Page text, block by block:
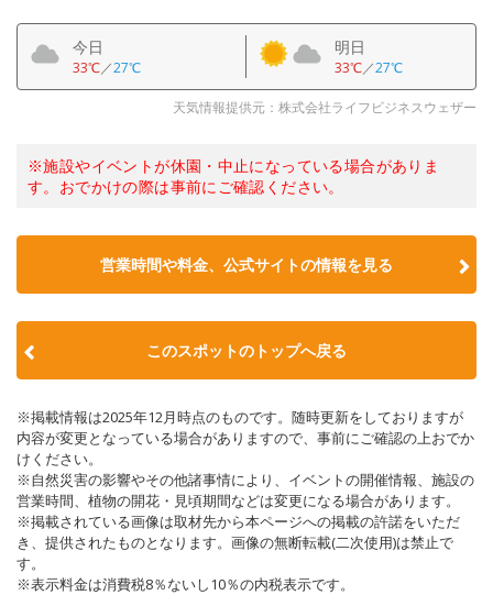
今日
33℃／27℃
明日
33℃／27℃
天気情報提供元：株式会社ライフビジネスウェザー
※施設やイベントが休園・中止になっている場合がありま
す。おでかけの際は事前にご確認ください。
営業時間や料金、公式サイトの情報を見る
このスポットのトップへ戻る
※掲載情報は2025年12月時点のものです。随時更新をしておりますが
内容が変更となっている場合がありますので、事前にご確認の上おでか
けください。
※自然災害の影響やその他諸事情により、イベントの開催情報、施設の
営業時間、植物の開花・見頃期間などは変更になる場合があります。
※掲載されている画像は取材先から本ページへの掲載の許諾をいただ
き、提供されたものとなります。画像の無断転載(二次使用)は禁止で
す。
※表示料金は消費税8％ないし10％の内税表示です。